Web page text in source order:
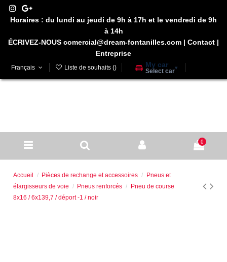
Horaires : du lundi au jeudi de 9h à 17h et le vendredi de 9h
à 14h
ÉCRIVEZ-NOUS comercial@dream-fontanilles.com | Contact |
Entreprise
Français Liste de souhaits () My car
Select car▾
0
Accueil Pièces de rechange et accessoires
Pneus et
élargisseurs de voie
Pneus renforcés
Pneu de course
8x16 / 6x139,7 / déport -1 / noir